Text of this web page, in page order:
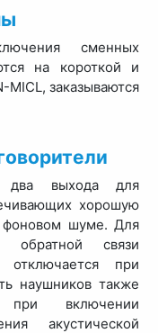
сменных
на короткой и
заказываются
два выхода для
хорошую
шуме. Для
обратной связи
отключается при
наушников также
при включении
акустической